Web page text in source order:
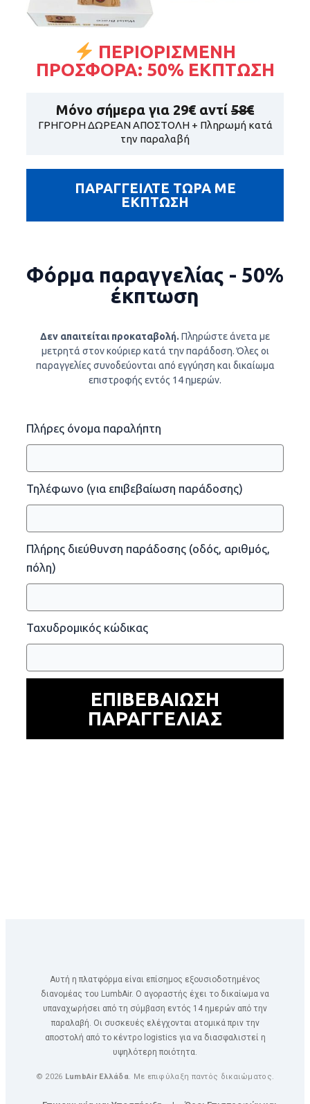
ΠΕΡΙΟΡΙΣΜΕΝΗ
ΠΡΟΣΦΟΡΑ: 50% ΕΚΠΤΩΣΗ
Μόνο σήμερα για 29€αντί 58€
ΓΡΗΓΟΡΗ ΔΩΡΕΑΝ ΑΠΟΣΤΟΛΗ + Πληρωμή κατά
την παραλαβή
ΠΑΡΑΓΓΕΙΛΤΕ ΤΩΡΑ ΜΕ
ΕΚΠΤΩΣΗ
Φόρμα παραγγελίας - 50%
έκπτωση
Δεν απαιτείται προκαταβολή. Πληρώστε άνετα με
μετρητά στον κούριερ κατά την παράδοση. Όλες οι
παραγγελίες συνοδεύονται από εγγύηση και δικαίωμα
επιστροφής εντός 14 ημερών.
Πλήρες όνομα παραλήπτη
Τηλέφωνο (για επιβεβαίωση παράδοσης)
Πλήρης διεύθυνση παράδοσης (οδός, αριθμός,
πόλη)
Ταχυδρομικός κώδικας
ΕΠΙΒΕΒΑΙΩΣΗ
ΠΑΡΑΓΓΕΛΙΑΣ
Αυτή η πλατφόρμα είναι επίσημος εξουσιοδοτημένος
διανομέας του LumbAir. Ο αγοραστής έχει το δικαίωμα να
υπαναχωρήσει από τη σύμβαση εντός 14 ημερών από την
παραλαβή. Οι συσκευές ελέγχονται ατομικά πριν την
αποστολή από το κέντρο logistics για να διασφαλιστεί η
υψηλότερη ποιότητα.
© 2026 LumbAir Ελλάδα. Με επιφύλαξη παντός δικαιώματος.